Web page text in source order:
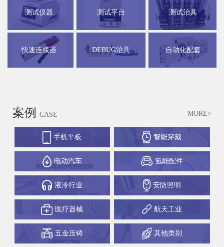
测试仪器 测试平台 测试治具
快速连接器 DEBUG治具 自动化配套
案例 CASE MORE>
手机平板 智能穿戴
电动汽车 氢能配件
液冷行业 安防照明
医疗器械 航天工业
五金压铸 其他类别